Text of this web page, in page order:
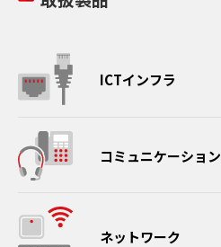
ICTインフラ
コミュニケーション
ネットワーク